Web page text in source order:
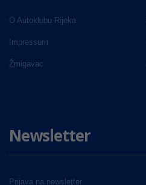
O Autoklubu Rijeka
Impressum
Žmigavac
Newsletter
Prijava na newsletter